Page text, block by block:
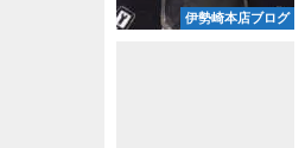
伊勢崎本店ブログ